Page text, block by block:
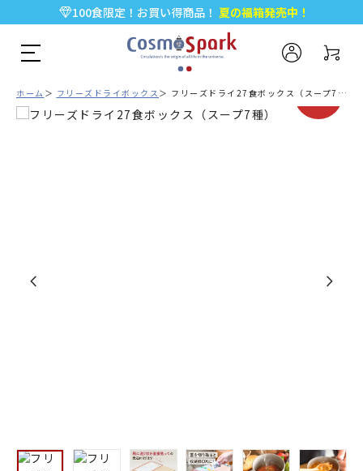
100食限定！お買い得商品！ 夏の福箱発売中！
5,000円以上のお買い物で全国一律送料無料♪
新規会員登録で今すぐ使える500ポイント プレゼント！
ホーム フリーズドライボックス フリーズドライ27食ボックス（スープ7種）
期間限定
SALE!!